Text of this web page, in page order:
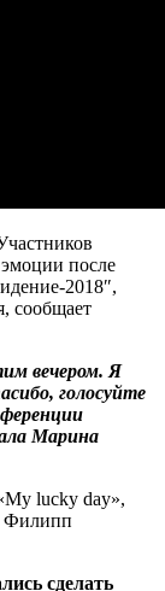
после
2018″,
сообщает
вечером. Я
голосуйте
Марина
lucky day»,
Филипп
сделать